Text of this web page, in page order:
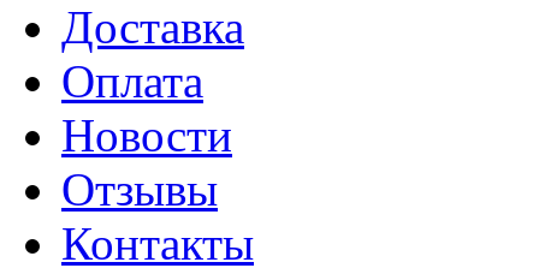
Доставка
Оплата
Новости
Отзывы
Контакты